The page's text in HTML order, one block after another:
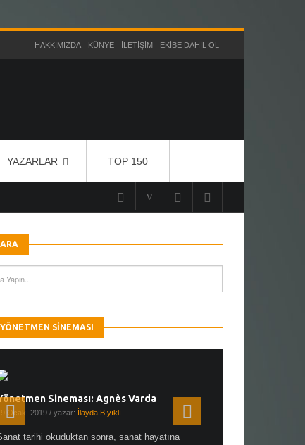
HAKKIMIZDA KÜNYE İLETIŞIM EKIBE DAHIL OL
YAZARLAR TOP 150
ARA
YÖNETMEN SINEMASI
Sineması: Agnès Varda
19 Ocak, 2019 / yazar: İlayda Bıyıklı
tarihi okuduktan sonra, sanat hayatına
Yönetmen